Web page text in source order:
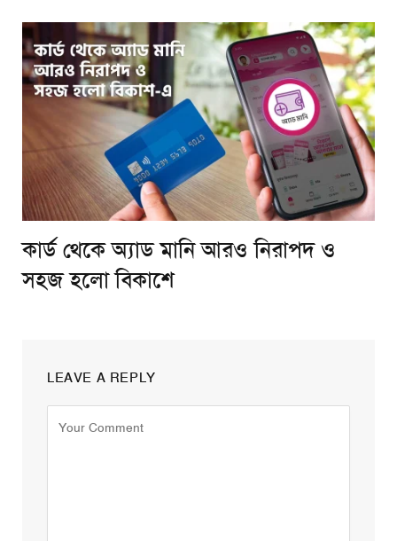
কার্ড থেকে অ্যাড মানি আরও নিরাপদ ও
সহজ হলো বিকাশে
LEAVE A REPLY